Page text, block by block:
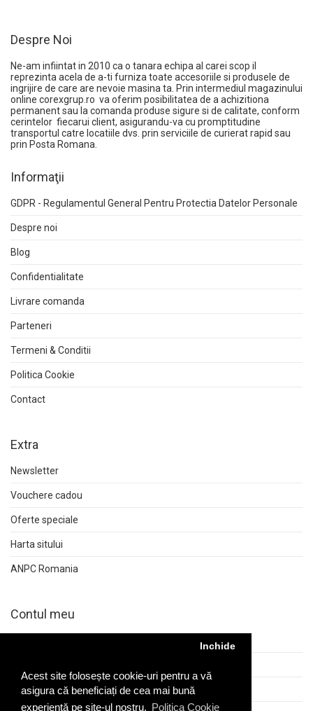
Acest site folosește cookie-uri pentru a vă
asigura că beneficiați de cea mai bună
experiență pe site-ul nostru. Politica Cookie
Inchide
Despre Noi
Ne-am infiintat in 2010 ca o tanara echipa al carei scop il
reprezinta acela de a-ti furniza toate accesoriile si produsele de
ingrijire de care are nevoie masina ta. Prin intermediul magazinului
online corexgrup.ro va oferim posibilitatea de a achizitiona
permanent sau la comanda produse sigure si de calitate, conform
cerintelor fiecarui client, asigurandu-va cu promptitudine
transportul catre locatiile dvs. prin serviciile de curierat rapid sau
prin Posta Romana.
Informaţii
GDPR - Regulamentul General Pentru Protectia Datelor Personale
Despre noi
Blog
Confidentialitate
Livrare comanda
Parteneri
Termeni & Conditii
Politica Cookie
Contact
Extra
Newsletter
Vouchere cadou
Oferte speciale
Harta sitului
ANPC Romania
Contul meu
Returnări